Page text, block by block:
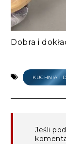
Dobra i
KUCHNIA I
Jeśli